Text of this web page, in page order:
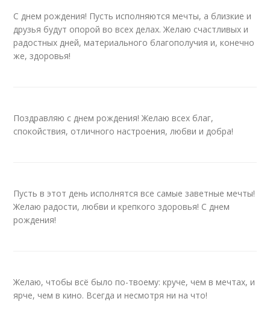
С днем рождения! Пусть исполняются мечты, а близкие и
друзья будут опорой во всех делах. Желаю счастливых и
радостных дней, материального благополучия и, конечно
же, здоровья!
Поздравляю с днем рождения! Желаю всех благ,
спокойствия, отличного настроения, любви и добра!
Пусть в этот день исполнятся все самые заветные мечты!
Желаю радости, любви и крепкого здоровья! С днем
рождения!
Желаю, чтобы всё было по-твоему: круче, чем в мечтах, и
ярче, чем в кино. Всегда и несмотря ни на что!